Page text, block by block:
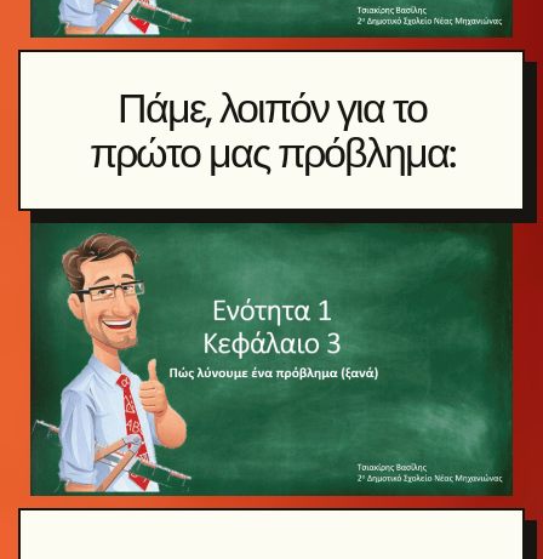
Πάμε, λοιπόν για το
πρώτο μας πρόβλημα: